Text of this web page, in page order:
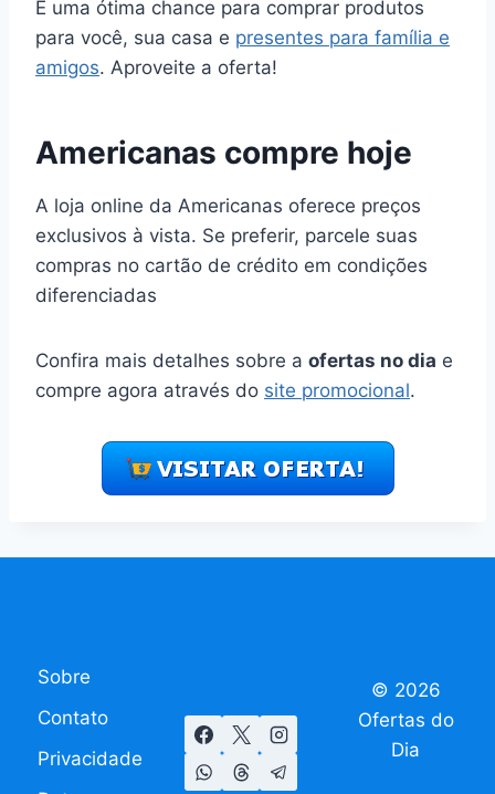
É uma ótima chance para comprar produtos
para você, sua casa e presentes para família e
amigos. Aproveite a oferta!
Americanas compre hoje
A loja online da Americanas oferece preços
exclusivos à vista. Se preferir, parcele suas
compras no cartão de crédito em condições
diferenciadas
Confira mais detalhes sobre a ofertas no dia e
compre agora através do site promocional.
Sobre
Contato
Privacidade
© 2026
Ofertas do
Dia